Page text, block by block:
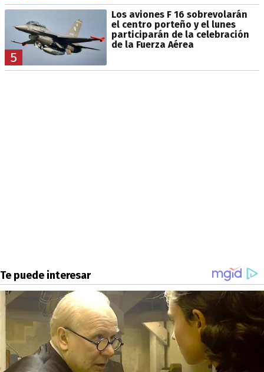
5
Los aviones F 16 sobrevolarán
el centro porteño y el lunes
participarán de la celebración
de la Fuerza Aérea